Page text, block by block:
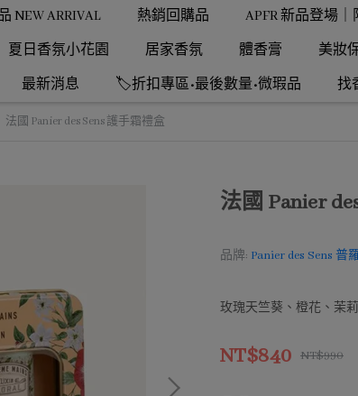
NEW ARRIVAL 熱銷回購品 APFR 新品登場
夏日香氛小花園 居家香氛 體香膏 美妝
最新消息 🏷️折扣專區•最後數量•微瑕品 找
法國 Panier des Sens 護手霜禮盒
法國 Panier
品牌: Panier des Sens 普
玫瑰天竺葵、橙花、茉莉
NT$840 NT$990